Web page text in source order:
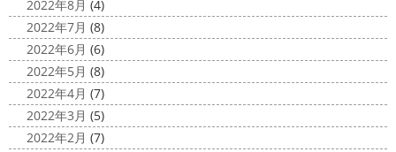
さて、先日のブログで書いた、小倉氏のオーダーしたウェ
ットが完成しました
ゃんも一緒にパチリ
2022年8月 (4)
2022年7月 (8)
2022年6月 (6)
2022年5月 (8)
2022年4月 (7)
2022年3月 (5)
2022年2月 (7)